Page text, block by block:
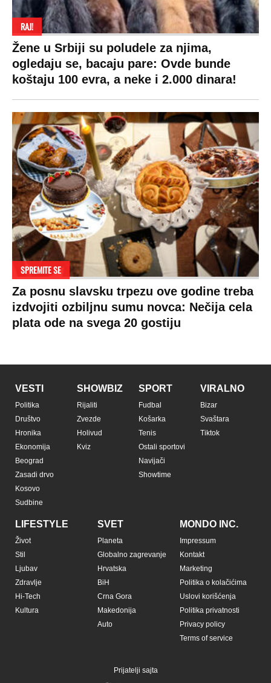
RAJ!
Žene u Srbiji su poludele za njima,
ogledaju se, bacaju pare: Ovde bunde
koštaju 100 evra, a neke i 2.000 dinara!
SPREMITE SE
Za posnu slavsku trpezu ove godine treba
izdvojiti ozbiljnu sumu novca: Nečija cela
plata ode na svega 20 gostiju
VESTI
Politika
Društvo
Hronika
Ekonomija
Beograd
Zasadi drvo
Kosovo
Sudbine
SHOWBIZ
Rijaliti
Zvezde
Holivud
Kviz
SPORT
Fudbal
Košarka
Tenis
Ostali sportovi
Navijači
Showtime
VIRALNO
Bizar
Svaštara
Tiktok
LIFESTYLE
Život
Stil
Ljubav
Zdravlje
Hi-Tech
Kultura
SVET
Planeta
Globalno zagrevanje
Hrvatska
BiH
Crna Gora
Makedonija
Auto
MONDO INC.
Impressum
Kontakt
Marketing
Politika o kolačićima
Uslovi korišćenja
Politika privatnosti
Privacy policy
Terms of service
Prijatelji sajta